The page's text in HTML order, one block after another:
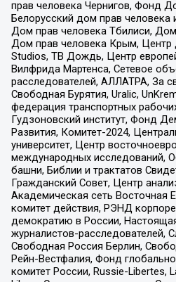
прав человека Чернигов, Фонд
Белорусский дом прав человека
Дом прав человека Тбилиси,
Дом прав человека Крым, Центр
Studios, ТВ Дождь, Центр
Вилфрида Мартенса, Сетевое
расследователей, АЛЛАТРА, За
Свободная Бурятия, Uralic,
федерация транспортных
Гудзоновский институт, Фонд
Развития, Комитет-2024,
университет, Центр
международных исследований,
башни, Библии и трактатов
Гражданский Совет, Центр
Академическая сеть Восточная
комитет действия, РЭНД
демократию в России,
журналистов-расследователей,
Свободная Россия Берлин,
Рейн-Вестфалия, Фонд
комитет России, Russie-Libertes,